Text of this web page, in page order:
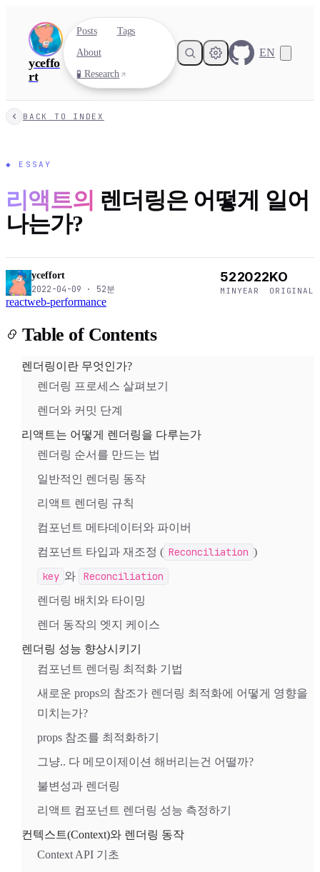
yceffo
rt
Posts
Tags
About
🧪 Research
EN
BACK TO INDEX
◆ ESSAY
리액트의 렌더링은 어떻게 일어
나는가?
yceffort
2022-04-09 · 52분
52
MIN
2022
YEAR
KO
ORIGINAL
reactweb-performance
Table of Contents
렌더링이란 무엇인가?
렌더링 프로세스 살펴보기
렌더와 커밋 단계
리액트는 어떻게 렌더링을 다루는가
렌더링 순서를 만드는 법
일반적인 렌더링 동작
리액트 렌더링 규칙
컴포넌트 메타데이터와 파이버
컴포넌트 타입과 재조정 ( Reconciliation )
key 와 Reconciliation
렌더링 배치와 타이밍
렌더 동작의 엣지 케이스
렌더링 성능 향상시키기
컴포넌트 렌더링 최적화 기법
새로운 props의 참조가 렌더링 최적화에 어떻게 영향을
미치는가?
props 참조를 최적화하기
그냥.. 다 메모이제이션 해버리는건 어떨까?
불변성과 렌더링
리액트 컴포넌트 렌더링 성능 측정하기
컨텍스트(Context)와 렌더링 동작
Context API 기초